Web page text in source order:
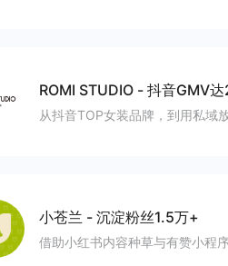
ROMI STUDIO - 抖音GMV
从抖音TOP女装品牌，到用私域
小苍兰 - 沉淀粉丝1.5万+
借助小红书内容种草与有赞小程